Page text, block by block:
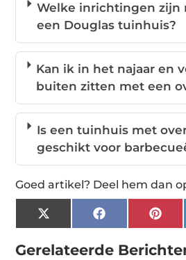
Welke inrichtingen zijn
een Douglas tuinhuis?
Kan ik in het najaar en
buiten zitten met een
Is een tuinhuis met
geschikt voor
Goed artikel? Deel hem dan
X
(Twitter)
Facebook
Gerelateerde